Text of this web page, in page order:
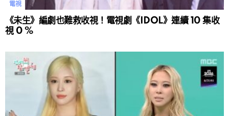
電視
《未生》編劇也難救收視！電視劇《IDOL》連續 10 集收
視 0 %